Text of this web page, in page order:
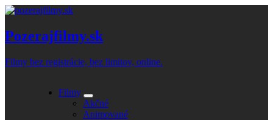
Skip
content
Pozerajfilmy.sk
Filmy bez registrácie, bez limitov, online.
Filmy
Expand
submenu
Akčné
Animované